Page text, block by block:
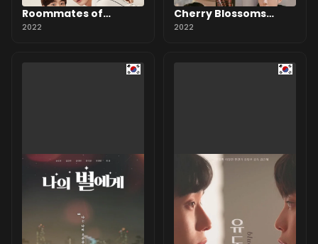
Roommates of
Poongduck 304
2022
Cherry Blossoms
After Winter
2022